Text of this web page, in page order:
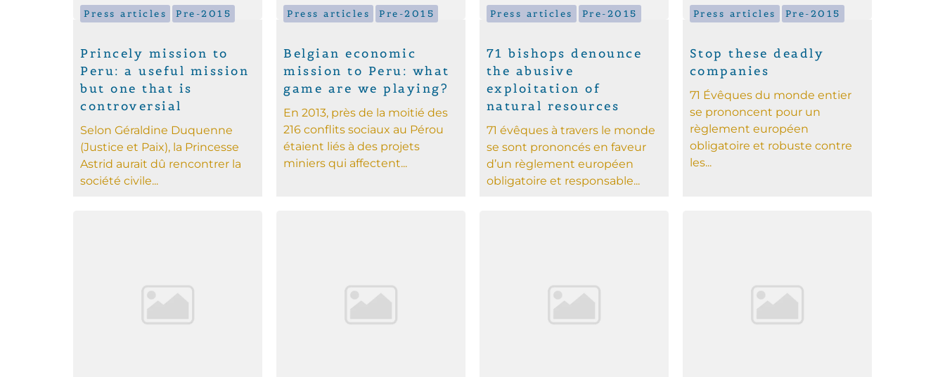
Press articles Pre-2015
Princely mission to
Peru: a useful mission
but one that is
controversial
Selon Géraldine Duquenne
(Justice et Paix), la Princesse
Astrid aurait dû rencontrer la
société civile...
Press articles Pre-2015
Belgian economic
mission to Peru: what
game are we playing?
En 2013, près de la moitié des
216 conflits sociaux au Pérou
étaient liés à des projets
miniers qui affectent...
Press articles Pre-2015
71 bishops denounce
the abusive
exploitation of
natural resources
71 évêques à travers le monde
se sont prononcés en faveur
d’un règlement européen
obligatoire et responsable...
Press articles Pre-2015
Stop these deadly
companies
71 Évêques du monde entier
se prononcent pour un
règlement européen
obligatoire et robuste contre
les...